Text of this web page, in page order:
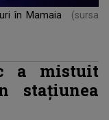
în Mamaia
(sursa
a mistuit
stațiunea